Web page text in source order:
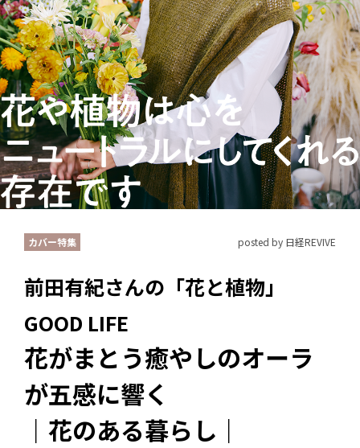
カバー特集 posted by 日経REVIVE
前田有紀さんの「花と植物」
GOOD LIFE
花がまとう癒やしのオーラ
が五感に響く
｜花のある暮らし｜